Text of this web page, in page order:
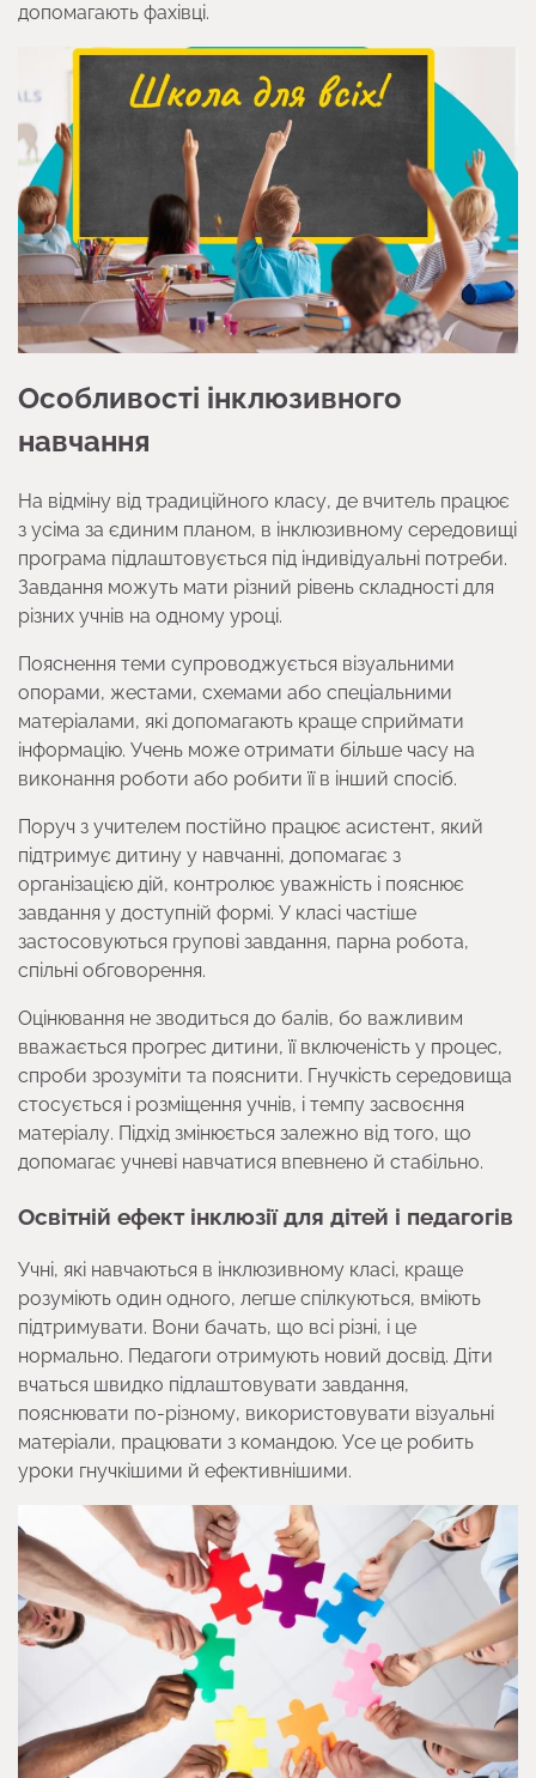
допомагають фахівці.
Особливості інклюзивного
навчання
На відміну від традиційного класу, де вчитель працює
з усіма за єдиним планом, в інклюзивному середовищі
програма підлаштовується під індивідуальні потреби.
Завдання можуть мати різний рівень складності для
різних учнів на одному уроці.
Пояснення теми супроводжується візуальними
опорами, жестами, схемами або спеціальними
матеріалами, які допомагають краще сприймати
інформацію. Учень може отримати більше часу на
виконання роботи або робити її в інший спосіб.
Поруч з учителем постійно працює асистент, який
підтримує дитину у навчанні, допомагає з
організацією дій, контролює уважність і пояснює
завдання у доступній формі. У класі частіше
застосовуються групові завдання, парна робота,
спільні обговорення.
Оцінювання не зводиться до балів, бо важливим
вважається прогрес дитини, її включеність у процес,
спроби зрозуміти та пояснити. Гнучкість середовища
стосується і розміщення учнів, і темпу засвоєння
матеріалу. Підхід змінюється залежно від того, що
допомагає учневі навчатися впевнено й стабільно.
Освітній ефект інклюзії для дітей і педагогів
Учні, які навчаються в інклюзивному класі, краще
розуміють один одного, легше спілкуються, вміють
підтримувати. Вони бачать, що всі різні, і це
нормально. Педагоги отримують новий досвід. Діти
вчаться швидко підлаштовувати завдання,
пояснювати по-різному, використовувати візуальні
матеріали, працювати з командою. Усе це робить
уроки гнучкішими й ефективнішими.